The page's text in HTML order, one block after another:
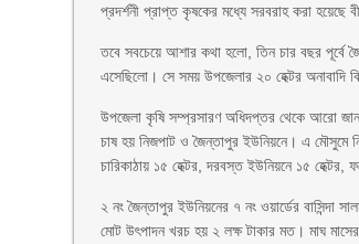
প্রদর্শনী প্রাপ্ত কৃষকের মধ্যে সরবরাহ করা হয়েছে
তবে সবচেয়ে আশার কথা হলো, তিন চার বছর পূর্বে
এসেছিলো। সে সময় উপজেলার ২০ হেক্টর অনাবাদি
উপজেলা কৃষি সম্প্রসারণ অধিদপ্তর থেকে আরো
চাষ হয় নিজপাট ও জৈন্তাপুর ইউনিয়নে। এ মৌসুমে
চারিকাঠায় ১৫ হেক্টর, দরবস্ত ইউনিয়নে ১৫
২ নং জৈন্তাপুর ইউনিয়নের ৭ নং ওয়ার্ডের
মোট উৎপাদন খরচ হয় ২ লক্ষ টাকার মত। মাঘ